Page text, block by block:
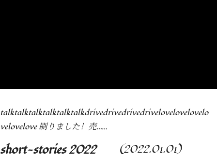
talktalktalktalktalktalkdrivedrivedrivedrivelovelovelovelo
velovelove 刷りました！売……
short-stories 2022 (2022.01.01)